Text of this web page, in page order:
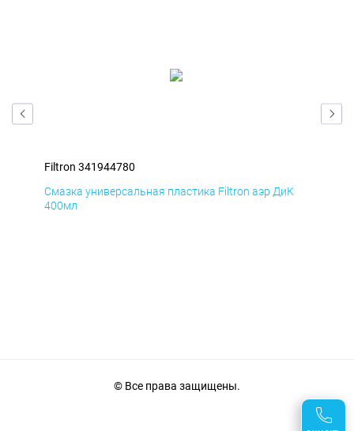
Filtron 341944780
Смазка универсальная пластика Filtron аэр ДиК
400мл
© Все права защищены.